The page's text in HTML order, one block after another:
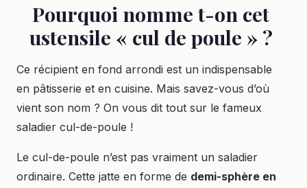
Pourquoi nomme t-on cet
ustensile « cul de poule » ?
Ce récipient en fond arrondi est un indispensable
en pâtisserie et en cuisine. Mais savez-vous d’où
vient son nom ? On vous dit tout sur le fameux
saladier cul-de-poule !
Le cul-de-poule n’est pas vraiment un saladier
ordinaire. Cette jatte en forme de demi-sphère en